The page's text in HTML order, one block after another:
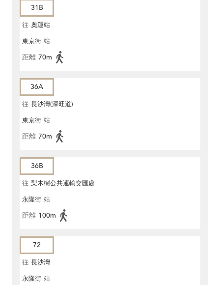
31B
往 奧運站
東京街 站
距離 70m
36A
往 長沙灣(深旺道)
東京街 站
距離 70m
36B
往 梨木樹公共運輸交匯處
永隆街 站
距離 100m
72
往 長沙灣
永隆街 站